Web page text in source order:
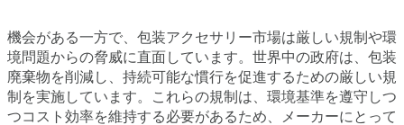
機会がある一方で、包装アクセサリー市場は厳しい規制や環
境問題からの脅威に直面しています。世界中の政府は、包装
廃棄物を削減し、持続可能な慣行を促進するための厳しい規
制を実施しています。これらの規制は、環境基準を遵守しつ
つコスト効率を維持する必要があるため、メーカーにとって